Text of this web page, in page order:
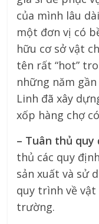
của mình lâu
một đơn vị có
hữu cơ sở vật
tên rất “hot”
những năm
Linh đã xây
xốp hàng chợ
– Tuân thủ quy
thủ các quy
sản xuất và sử
quy trình về
trường.